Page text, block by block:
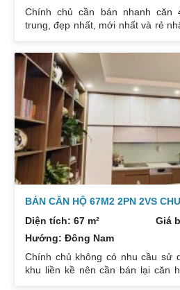
Chính chủ cần bán nhanh căn
trung, đẹp nhất, mới nhất và rẻ
nên cần bán lại để đầu tư cái
Hướng: TB, ban công Đông Nam.
174m². Nội thất đẹp thiết kế
khách, bếp, thiết bị vệ sinh tất cả
Nhà đã có sổ pháp
BÁN CĂN HỘ 67M2 2PN 2VS
Diện tích: 67 m²
Giá
Hướng: Đông Nam
Chính chủ không có nhu cầu sử
khu liền kề nên cần bán lại căn